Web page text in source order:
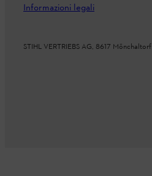
Informazioni legali
STIHL VERTRIEBS AG, 8617 Mönchaltorf